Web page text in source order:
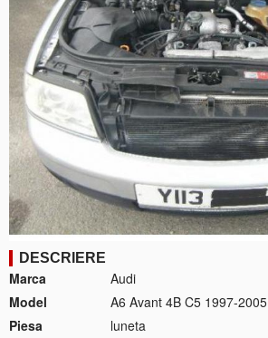
DESCRIERE
Marca
Audi
Model
A6 Avant 4B C5 1997-2005
Piesa
luneta